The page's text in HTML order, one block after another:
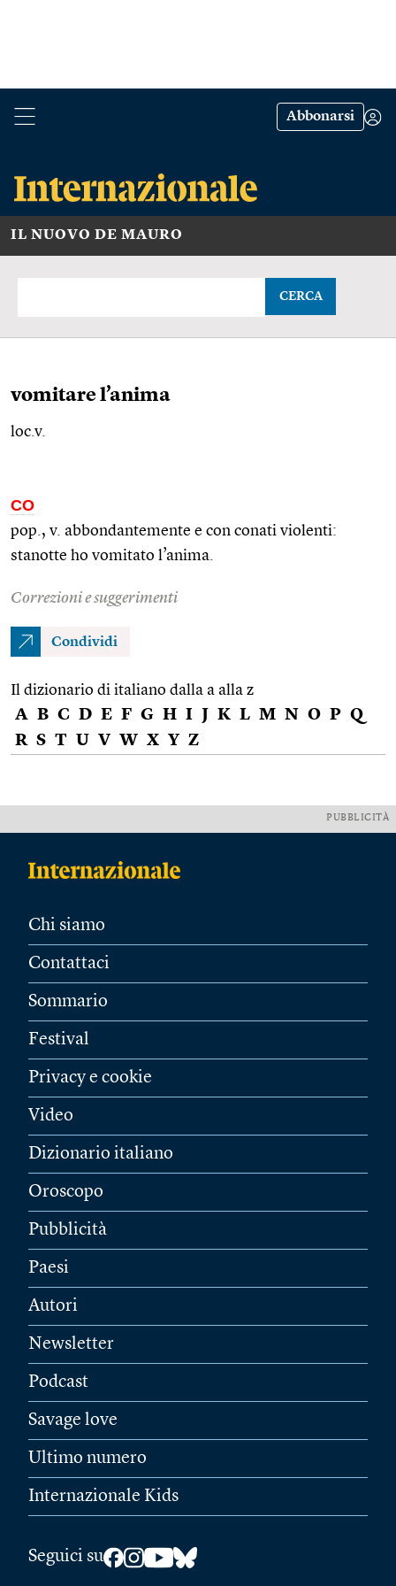
Abbonarsi
IL NUOVO DE MAURO
CERCA
vomitare l’anima
loc.v.
CO
pop., v. abbondantemente e con conati violenti:
stanotte ho vomitato l’anima.
Correzioni e suggerimenti
Condividi
Il dizionario di italiano dalla a alla z
A B C D E F G H I J K L M N O P Q
R S T U V W X Y Z
PUBBLICITÀ
Chi siamo
Contattaci
Sommario
Festival
Privacy e cookie
Video
Dizionario italiano
Oroscopo
Pubblicità
Paesi
Autori
Newsletter
Podcast
Savage love
Ultimo numero
Internazionale Kids
Seguici su